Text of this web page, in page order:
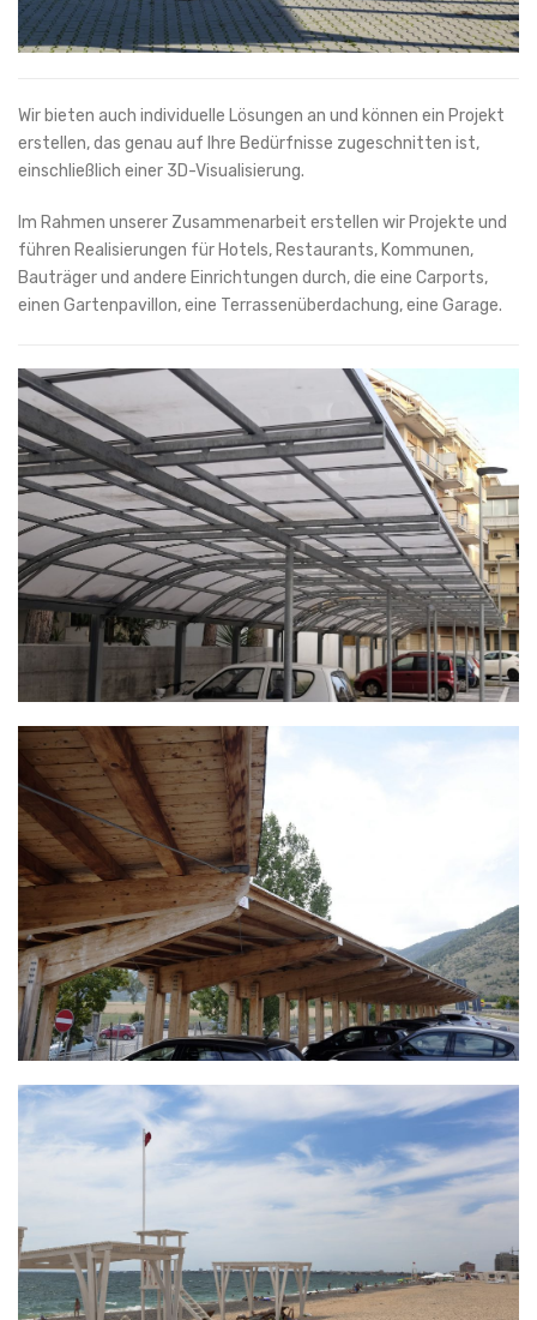
Wir bieten auch individuelle Lösungen an und können ein Projekt
erstellen, das genau auf Ihre Bedürfnisse zugeschnitten ist,
einschließlich einer 3D-Visualisierung.
Im Rahmen unserer Zusammenarbeit erstellen wir Projekte und
führen Realisierungen für Hotels, Restaurants, Kommunen,
Bauträger und andere Einrichtungen durch, die eine Carports,
einen Gartenpavillon, eine Terrassenüberdachung, eine Garage.